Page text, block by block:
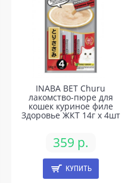
INABA ВЕТ Churu
лакомство-пюре для
кошек куриное филе
Здоровье ЖКТ 14г х 4шт
359 р.
КУПИТЬ